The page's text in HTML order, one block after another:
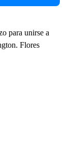
para unirse a
Flores